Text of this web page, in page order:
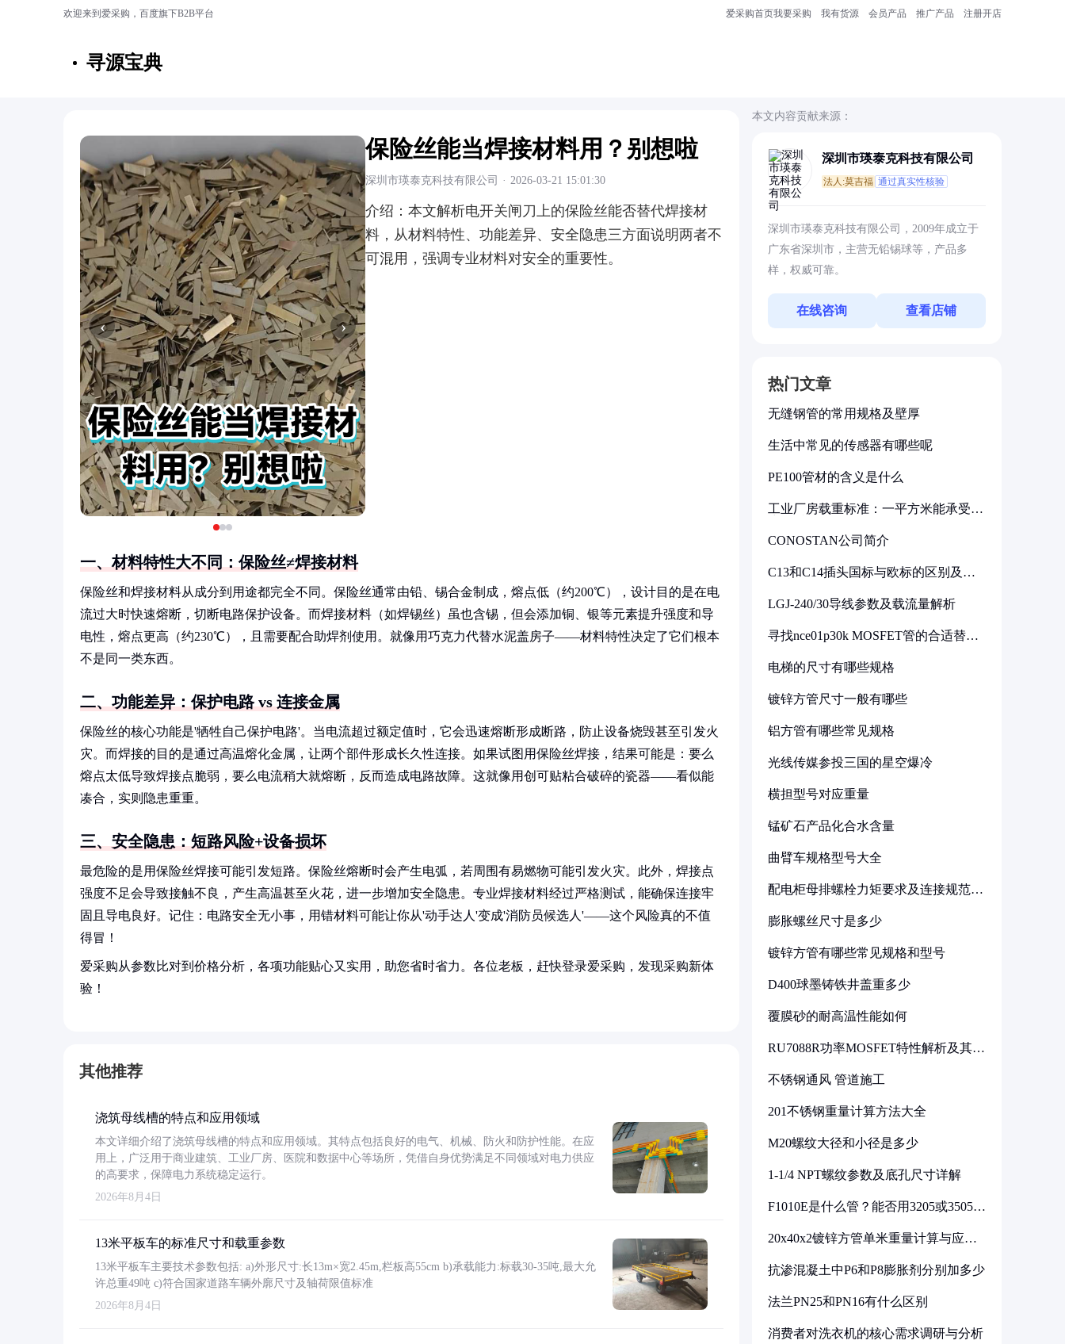
欢迎来到爱采购，百度旗下B2B平台 爱采购首页我要采购 我有货源 会员产品 推广产品 注册开店
寻源宝典
‹ ›
保险丝能当焊接材料用？别想啦
深圳市瑛泰克科技有限公司 · 2026-03-21 15:01:30
介绍： 本文解析电开关闸刀上的保险丝能否替代焊接材
料，从材料特性、功能差异、安全隐患三方面说明两者不
可混用，强调专业材料对安全的重要性。
一、材料特性大不同：保险丝≠焊接材料
保险丝和焊接材料从成分到用途都完全不同。保险丝通常由铅、锡合金制成，熔点低（约200℃），设计目的是在电
流过大时快速熔断，切断电路保护设备。而焊接材料（如焊锡丝）虽也含锡，但会添加铜、银等元素提升强度和导
电性，熔点更高（约230℃），且需要配合助焊剂使用。就像用巧克力代替水泥盖房子——材料特性决定了它们根本
不是同一类东西。
二、功能差异：保护电路 vs 连接金属
保险丝的核心功能是'牺牲自己保护电路'。当电流超过额定值时，它会迅速熔断形成断路，防止设备烧毁甚至引发火
灾。而焊接的目的是通过高温熔化金属，让两个部件形成长久性连接。如果试图用保险丝焊接，结果可能是：要么
熔点太低导致焊接点脆弱，要么电流稍大就熔断，反而造成电路故障。这就像用创可贴粘合破碎的瓷器——看似能
凑合，实则隐患重重。
三、安全隐患：短路风险+设备损坏
最危险的是用保险丝焊接可能引发短路。保险丝熔断时会产生电弧，若周围有易燃物可能引发火灾。此外，焊接点
强度不足会导致接触不良，产生高温甚至火花，进一步增加安全隐患。专业焊接材料经过严格测试，能确保连接牢
固且导电良好。记住：电路安全无小事，用错材料可能让你从'动手达人'变成'消防员候选人'——这个风险真的不值
得冒！
爱采购从参数比对到价格分析，各项功能贴心又实用，助您省时省力。各位老板，赶快登录爱采购，发现采购新体
验！
其他推荐
浇筑母线槽的特点和应用领域
本文详细介绍了浇筑母线槽的特点和应用领域。其特点包括良好的电气、机械、防火和防护性能。在应
用上，广泛用于商业建筑、工业厂房、医院和数据中心等场所，凭借自身优势满足不同领域对电力供应
的高要求，保障电力系统稳定运行。
2026年8月4日
13米平板车的标准尺寸和载重参数
13米平板车主要技术参数包括: a)外形尺寸:长13m×宽2.45m,栏板高55cm b)承载能力:标载30-35吨,最大允
许总重49吨 c)符合国家道路车辆外廓尺寸及轴荷限值标准
2026年8月4日
本文内容贡献来源：
深圳市瑛泰克科技有限公司
法人:莫吉福 通过真实性核验
深圳市瑛泰克科技有限公司，2009年成立于
广东省深圳市，主营无铅锡球等，产品多
样，权威可靠。
在线咨询 查看店铺
热门文章
无缝钢管的常用规格及壁厚
生活中常见的传感器有哪些呢
PE100管材的含义是什么
工业厂房载重标准：一平方米能承受多
CONOSTAN公司简介
C13和C14插头国标与欧标的区别及其
LGJ-240/30导线参数及载流量解析
寻找nce01p30k MOSFET管的合适替代
电梯的尺寸有哪些规格
镀锌方管尺寸一般有哪些
铝方管有哪些常见规格
光线传媒参投三国的星空爆冷
横担型号对应重量
锰矿石产品化合水含量
曲臂车规格型号大全
配电柜母排螺栓力矩要求及连接规范详
膨胀螺丝尺寸是多少
镀锌方管有哪些常见规格和型号
D400球墨铸铁井盖重多少
覆膜砂的耐高温性能如何
RU7088R功率MOSFET特性解析及其在
不锈钢通风 管道施工
201不锈钢重量计算方法大全
M20螺纹大径和小径是多少
1-1/4 NPT螺纹参数及底孔尺寸详解
F1010E是什么管？能否用3205或3505代
20x40x2镀锌方管单米重量计算与应用
抗渗混凝土中P6和P8膨胀剂分别加多少
法兰PN25和PN16有什么区别
消费者对洗衣机的核心需求调研与分析